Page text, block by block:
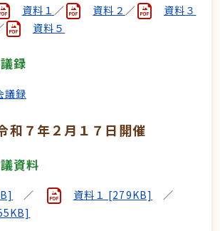
資料１ ／ 資料２ ／
資料３
資料５
録
議録
和７年２月１７日開催
資料
／ 資料１ [279KB]
／